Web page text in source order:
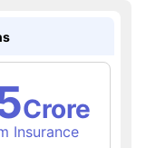
Crore
Insurance